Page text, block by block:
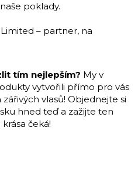
poklady.
– partner, na
tím nejlepším? My v
vytvořili přímo pro vás
vlasů! Objednejte si
hned teď a zažijte ten
čeká!